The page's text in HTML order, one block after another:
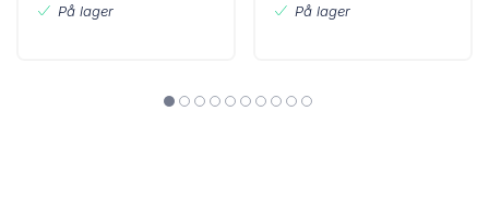
På lager På lager